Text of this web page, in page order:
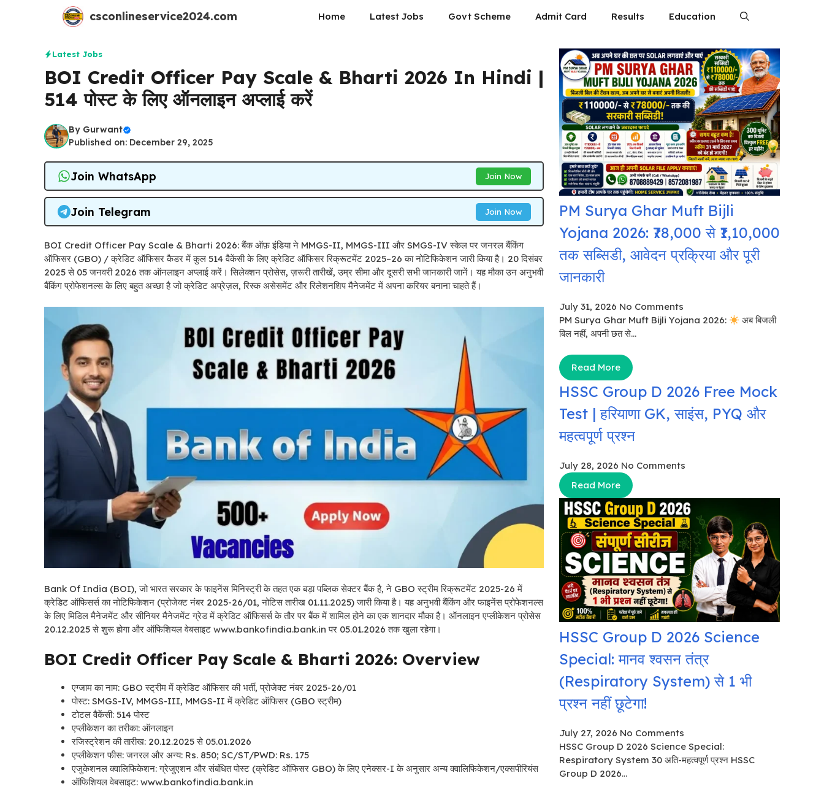
csconlineservice2024.com Home Latest Jobs Govt Scheme Admit Card Results Education
Latest Jobs
BOI Credit Officer Pay Scale & Bharti 2026 In Hindi |
514 पोस्ट के लिए ऑनलाइन अप्लाई करें
By Gurwant
Published on: December 29, 2025
Join WhatsApp Join Now
Join Telegram Join Now
BOI Credit Officer Pay Scale & Bharti 2026: बैंक ऑफ़ इंडिया ने MMGS-II, MMGS-III और SMGS-IV स्केल पर जनरल बैंकिंग
ऑफिसर (GBO) / क्रेडिट ऑफिसर कैडर में कुल 514 वैकेंसी के लिए क्रेडिट ऑफिसर रिक्रूटमेंट 2025–26 का नोटिफिकेशन जारी किया है। 20 दिसंबर
2025 से 05 जनवरी 2026 तक ऑनलाइन अप्लाई करें। सिलेक्शन प्रोसेस, ज़रूरी तारीखें, उम्र सीमा और दूसरी सभी जानकारी जानें। यह मौका उन अनुभवी
बैंकिंग प्रोफेशनल्स के लिए बहुत अच्छा है जो क्रेडिट अप्रेज़ल, रिस्क असेसमेंट और रिलेशनशिप मैनेजमेंट में अपना करियर बनाना चाहते हैं।
Bank Of India (BOI), जो भारत सरकार के फाइनेंस मिनिस्ट्री के तहत एक बड़ा पब्लिक सेक्टर बैंक है, ने GBO स्ट्रीम रिक्रूटमेंट 2025-26 में
क्रेडिट ऑफिसर्स का नोटिफिकेशन (प्रोजेक्ट नंबर 2025-26/01, नोटिस तारीख 01.11.2025) जारी किया है। यह अनुभवी बैंकिंग और फाइनेंस प्रोफेशनल्स
के लिए मिडिल मैनेजमेंट और सीनियर मैनेजमेंट ग्रेड में क्रेडिट ऑफिसर्स के तौर पर बैंक में शामिल होने का एक शानदार मौका है। ऑनलाइन एप्लीकेशन प्रोसेस
20.12.2025 से शुरू होगा और ऑफिशियल वेबसाइट www.bankofindia.bank.in पर 05.01.2026 तक खुला रहेगा।
BOI Credit Officer Pay Scale & Bharti 2026: Overview
एग्जाम का नाम: GBO स्ट्रीम में क्रेडिट ऑफिसर की भर्ती, प्रोजेक्ट नंबर 2025-26/01
पोस्ट: SMGS-IV, MMGS-III, MMGS-II में क्रेडिट ऑफिसर (GBO स्ट्रीम)
टोटल वैकेंसी: 514 पोस्ट
एप्लीकेशन का तरीका: ऑनलाइन
रजिस्ट्रेशन की तारीख: 20.12.2025 से 05.01.2026
एप्लीकेशन फीस: जनरल और अन्य: Rs. 850; SC/ST/PWD: Rs. 175
एजुकेशनल क्वालिफिकेशन: ग्रेजुएशन और संबंधित पोस्ट (क्रेडिट ऑफिसर GBO) के लिए एनेक्सर-I के अनुसार अन्य क्वालिफिकेशन/एक्सपीरियंस
ऑफिशियल वेबसाइट: www.bankofindia.bank.in
PM Surya Ghar Muft Bijli
Yojana 2026: ₹78,000 से ₹1,10,000
तक सब्सिडी, आवेदन प्रक्रिया और पूरी
जानकारी
July 31, 2026 No Comments
PM Surya Ghar Muft Bijli Yojana 2026:
अब बिजली
बिल नहीं, अपनी छत से...
Read More
HSSC Group D 2026 Free Mock
Test | हरियाणा GK, साइंस, PYQ और
महत्वपूर्ण प्रश्न
July 28, 2026 No Comments
Read More
HSSC Group D 2026 Science
Special: मानव श्वसन तंत्र
(Respiratory System) से 1 भी
प्रश्न नहीं छूटेगा!
July 27, 2026 No Comments
HSSC Group D 2026 Science Special:
Respiratory System 30 अति-महत्वपूर्ण प्रश्न HSSC
Group D 2026...